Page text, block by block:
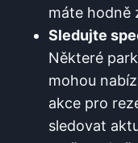
máte hodně
Sledujte
Některé‍
mohou
akce ⁣pro
sledovat⁣